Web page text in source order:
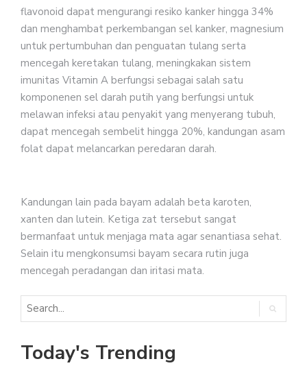
flavonoid dapat mengurangi resiko kanker hingga 34%
dan menghambat perkembangan sel kanker, magnesium
untuk pertumbuhan dan penguatan tulang serta
mencegah keretakan tulang, meningkakan sistem
imunitas Vitamin A berfungsi sebagai salah satu
komponenen sel darah putih yang berfungsi untuk
melawan infeksi atau penyakit yang menyerang tubuh,
dapat mencegah sembelit hingga 20%, kandungan asam
folat dapat melancarkan peredaran darah.
Kandungan lain pada bayam adalah beta karoten,
xanten dan lutein. Ketiga zat tersebut sangat
bermanfaat untuk menjaga mata agar senantiasa sehat.
Selain itu mengkonsumsi bayam secara rutin juga
mencegah peradangan dan iritasi mata.
Today's Trending